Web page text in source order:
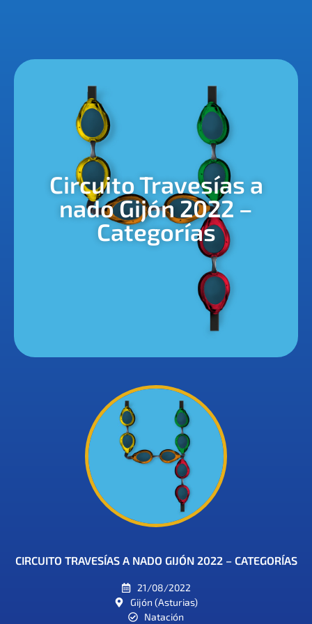
Circuito Travesías a
nado Gijón 2022 –
Categorías
CIRCUITO TRAVESÍAS A NADO GIJÓN 2022 – CATEGORÍAS
21/08/2022
Gijón (Asturias)
Natación